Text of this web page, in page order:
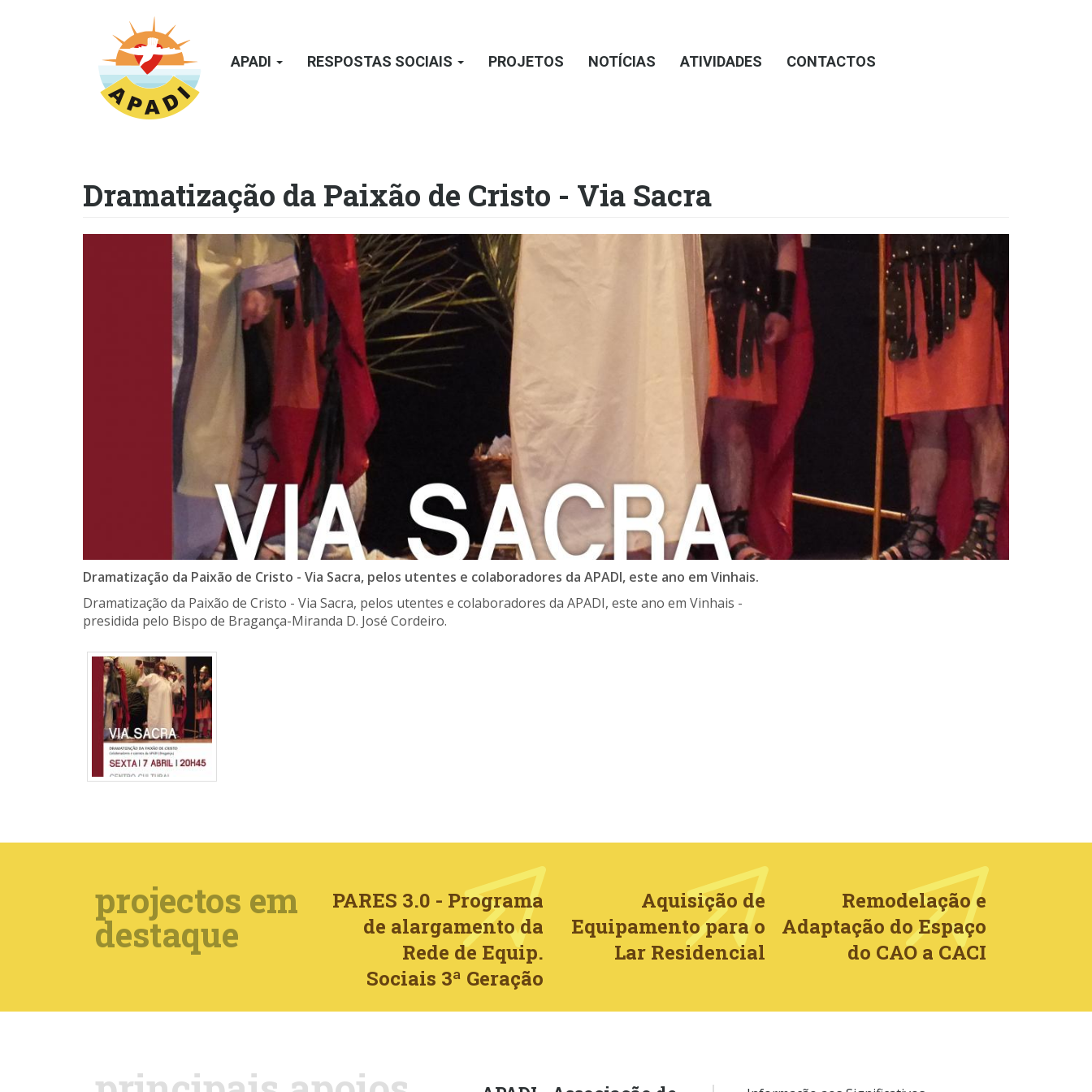
APADI RESPOSTAS SOCIAIS PROJETOS NOTÍCIAS ATIVIDADES CONTACTOS
Dramatização da Paixão de Cristo - Via Sacra
Dramatização da Paixão de Cristo - Via Sacra, pelos utentes e colaboradores da APADI, este ano em Vinhais.
Dramatização da Paixão de Cristo - Via Sacra, pelos utentes e colaboradores da APADI, este ano em Vinhais -
​presidida pelo Bispo de Bragança-Miranda D. José Cordeiro.
projectos em
destaque
PARES 3.0 - Programa
de alargamento da
Rede de Equip.
Sociais 3ª Geração
Aquisição de
Equipamento para o
Lar Residencial
Remodelação e
Adaptação do Espaço
do CAO a CACI